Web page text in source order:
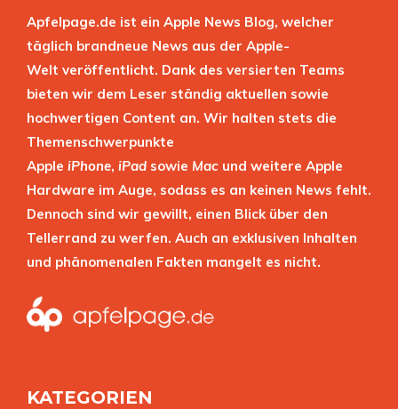
Apfelpage.de ist ein Apple News Blog, welcher
täglich brandneue News aus der Apple-
Welt veröffentlicht. Dank des versierten Teams
bieten wir dem Leser ständig aktuellen sowie
hochwertigen Content an. Wir halten stets die
Themenschwerpunkte
Apple iPhone, iPad sowie Mac und weitere Apple
Hardware im Auge, sodass es an keinen News fehlt.
Dennoch sind wir gewillt, einen Blick über den
Tellerrand zu werfen. Auch an exklusiven Inhalten
und phänomenalen Fakten mangelt es nicht.
KATEGORIEN